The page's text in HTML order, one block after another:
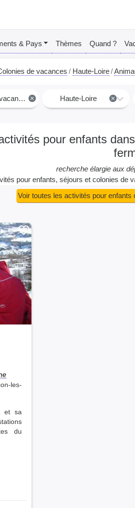
& Pays Thèmes Quand ?
de vacances Haute-Loire
× ×
Haute-Loire
pour enfants
recherche élargie aux
pour enfants, séjours et colonies de
Voir toutes les activités pour enfants
les-
et sa
du